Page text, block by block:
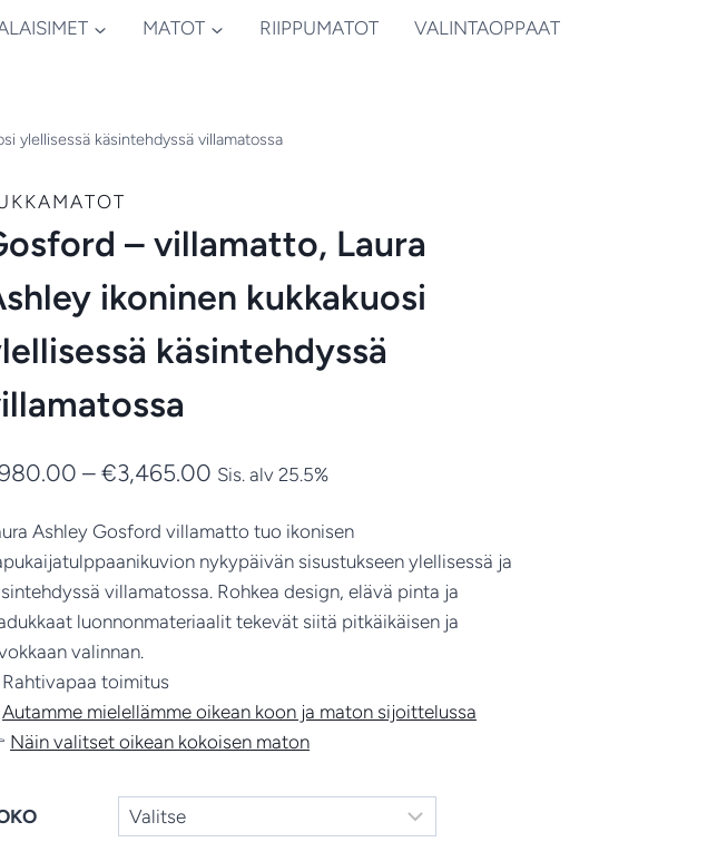
MATOT RIIPPUMATOT VALINTAOPPAAT
ylellisessä käsintehdyssä villamatossa
– villamatto, Laura
ikoninen kukkakuosi
käsintehdyssä
– €3,465.00 Hintaluokka:
-
€3,465.00
Sis. alv 25.5%
Ashley Gosford villamatto tuo ikonisen
nykypäivän sisustukseen ylellisessä ja
villamatossa. Rohkea design, elävä pinta ja
luonnonmateriaalit tekevät siitä pitkäikäisen ja
valinnan.
Rahtivapaa toimitus
Autamme mielellämme oikean koon ja maton sijoittelussa
Näin valitset oikean kokoisen maton